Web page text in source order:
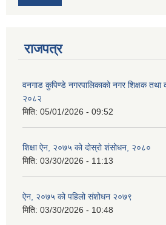
राजपत्र
वनगाड कुपिण्डे नगरपालिकाको नगर शिक्षक तथा
२०८२
मिति: 05/01/2026 - 09:52
शिक्षा ऐन, २०७५ को दोस्रो शंसोधन, २०८०
मिति: 03/30/2026 - 11:13
ऐन, २०७५ को पहिलो संशोधन २०७९
मिति: 03/30/2026 - 10:48